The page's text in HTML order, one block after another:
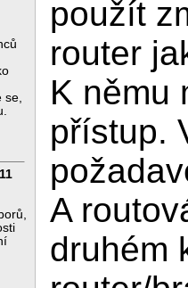
se,
použít
router
K němu
přístup.
A
druhém